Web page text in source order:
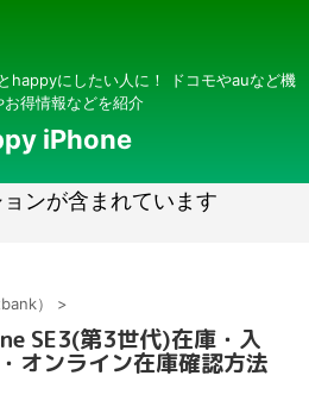
happyにしたい人に！ ドコモやauなど機
お得情報などを紹介
iPhone
ンが含まれています
） >
SE3(第3世代)在庫・入
オンライン在庫確認方法